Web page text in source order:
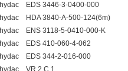
hydac EDS 3446-3-0400-000
hydac HDA 3840-A-500-124(6m)
hydac ENS 3118-5-0410-000-K
hydac EDS 410-060-4-062
hydac EDS 344-2-016-000
hydac VR 2 C.1